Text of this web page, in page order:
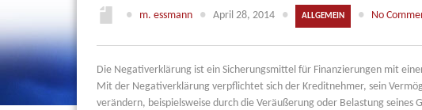
● m. essmann ● April 28, 2014 ● ALLGEMEIN ● No
Die Negativerklärung ist ein Sicherungsmittel für Finanzierungen mit
Mit der Negativerklärung verpflichtet sich der Kreditnehmer, sein
verändern, beispielsweise durch die Veräußerung oder Belastung